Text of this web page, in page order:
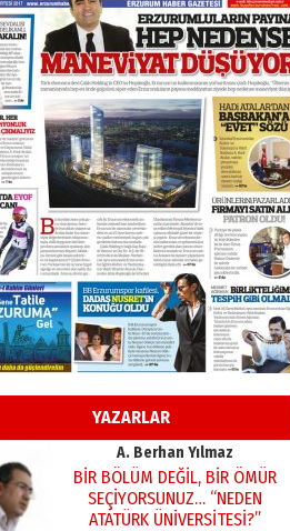
YAZARLAR
31 Mart 2026 Salı
A. Berhan Yılmaz
BİR BÖLÜM DEĞİL, BİR ÖMÜR
SEÇİYORSUNUZ… “NEDEN
ATATÜRK ÜNİVERSİTESİ?”
28 Temmuz 2026 Salı
Ahmet Gökhan YAZICI
Ahmed Yesevi’den bir
Alperen… ”Reisimiz” idi…
Hakka yürüdü.!
26 Mart 2026 Perşembe
Cem Bakırcı
Ardında bıraktığı hatıralarıyla
gönül adamı Faruk Terzioğlu!
13 Mayıs 2026 Çarşamba
Esat BİNDESEN
Başkan Sekmen’den Erzurum’a
bir vizyon proje daha!
02 Ağustos 2026 Pazar
Kadir SABUNCUOĞLU
Erzurumspor’un köşe taşları
29 Haziran 2026 Pazartesi